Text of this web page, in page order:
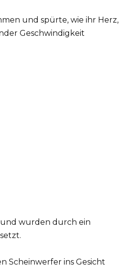
und spürte, wie ihr Herz,
Geschwindigkeit
und wurden durch ein
Scheinwerfer ins Gesicht